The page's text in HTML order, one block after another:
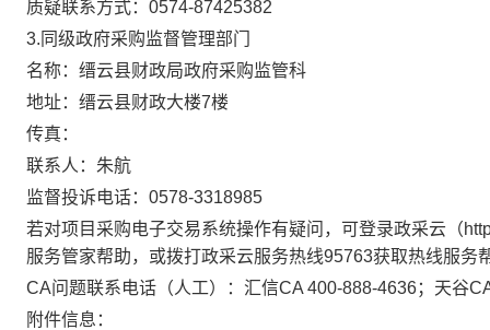
质疑联系方式： 0574-87425382
3.同级政府采购监督管理部门
名称：缙云县财政局政府采购监管科
地址：缙云县财政大楼7楼
传真：
联系人：朱航
监督投诉电话：0578-3318985
若对项目采购电子交易系统操作有疑问，可登录政采云（
服务管家帮助，或拨打政采云服务热线95763获取热线服务
CA问题联系电话（人工）：汇信CA 400-888-4636；天谷
附件信息：